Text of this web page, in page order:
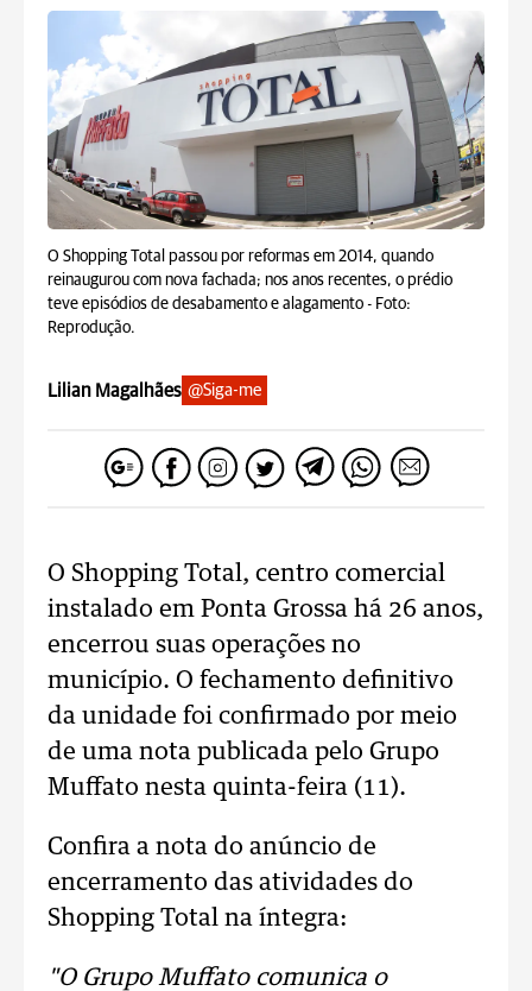
O Shopping Total passou por reformas em 2014, quando
reinaugurou com nova fachada; nos anos recentes, o prédio
teve episódios de desabamento e alagamento - Foto:
Reprodução.
Lilian Magalhães @Siga-me
O Shopping Total, centro comercial
instalado em Ponta Grossa há 26 anos,
encerrou suas operações no
município. O fechamento definitivo
da unidade foi confirmado por meio
de uma nota publicada pelo Grupo
Muffato nesta quinta-feira (11).
Confira a nota do anúncio de
encerramento das atividades do
Shopping Total na íntegra:
"O Grupo Muffato comunica o